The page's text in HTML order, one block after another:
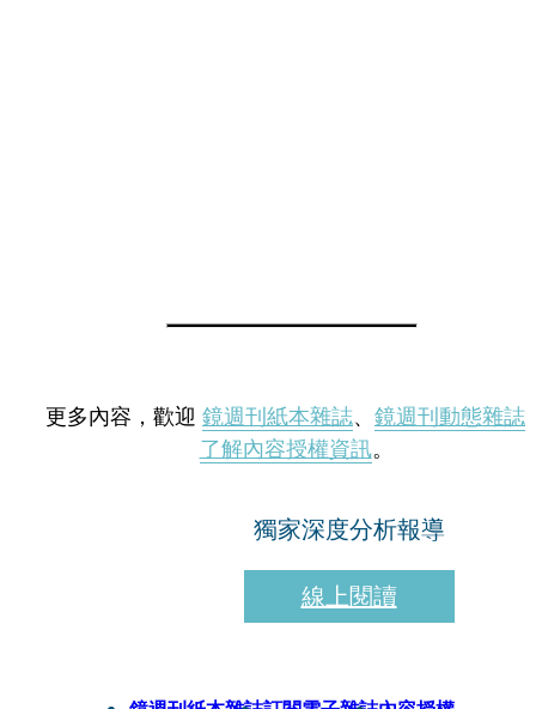
更多內容，歡迎 鏡週刊紙本雜誌、 鏡週刊動態雜誌
了解內容授權資訊。
獨家深度分析報導
線上閱讀